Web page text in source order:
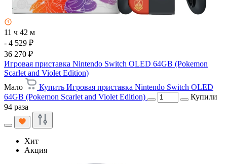
11 ч 42 м
- 4 529 ₽
36 270 ₽
Игровая приставка Nintendo Switch OLED 64GB (Pokemon
Scarlet and Violet Edition)
Мало
Купить Игровая приставка Nintendo Switch OLED
64GB (Pokemon Scarlet and Violet Edition)
Купили
94 раза
Хит
Акция